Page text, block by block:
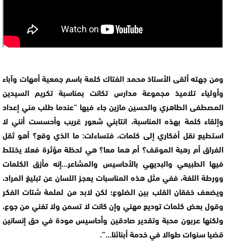
ومن جهته ألقى الأستاذ محمد الفتاك كلمة باسم جمعية أمهات وآباء
وأولياء تلاميذ مجموعة مدارس تكانت بمناسبة تكريم السيدين
المصطفى الطاهري والحسين مازين جاء فيها “عندما طلب مني إعداد
وإلقاء كلمة بهذه المناسبة، انتابني شعور غريب وأحسست أنني لا
استطيع نقل أفكاري إلى كلمات، فتساءلت: ما الذي وقع؟ أهو ثقل
الفراق أم رهبة الموقف؟ أم هما معا؟ هي لحظة مؤثرة فعلا يختلط
فيها الطبيعي والبديهي بالأحاسيس والمشاعر…إنه مأزق الكلمات
وورطة اللغة، ففي مثل هذه المناسبات يعجز اللسان عن تبليغ المراد،
ويضعف خفقان القلب بين الضلوع؛ لكن لابد من لملمة شتات الفكر
وقول بعض كلمات توديع مهني وإن كانت لا تسمن ولا تغني من جوع،
ولكنها عربون محبة وتقدير صادقين وأحاسيس مودة في حق إنسانين
قضيا سنوات طوالا في خدمة أبنائنا…”.